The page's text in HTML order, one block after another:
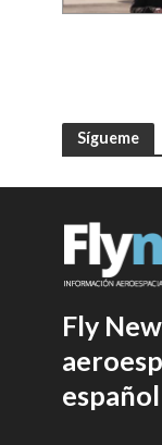
Sígueme
Fly
español